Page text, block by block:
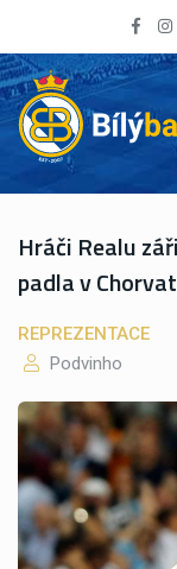
Hráči Realu
padla v
REPREZENTACE
Podvinho